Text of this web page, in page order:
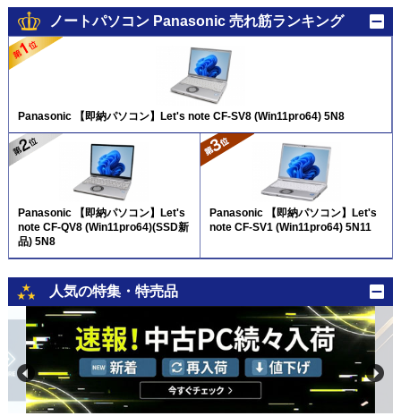
ノートパソコン Panasonic 売れ筋ランキング
Panasonic 【即納パソコン】Let's note CF-SV8 (Win11pro64) 5N8
Panasonic 【即納パソコン】Let's
note CF-QV8 (Win11pro64)(SSD新
品) 5N8
Panasonic 【即納パソコン】Let's
note CF-SV1 (Win11pro64) 5N11
人気の特集・特売品